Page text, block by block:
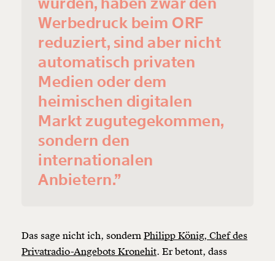
Werbedruck beim ORF
reduziert, sind aber nicht
automatisch privaten
Medien oder dem
heimischen digitalen
Markt zugutegekommen,
sondern den
internationalen
Anbietern.”
Das sage nicht ich, sondern Philipp König, Chef des
Privatradio-Angebots Kronehit. Er betont, dass